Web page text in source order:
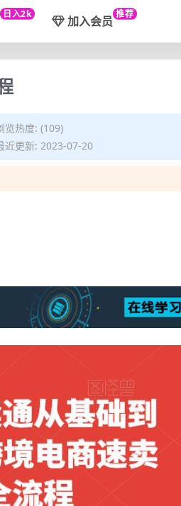
日入2k 加入会员 推荐
览热度: (109)
近更新: 2023-07-20